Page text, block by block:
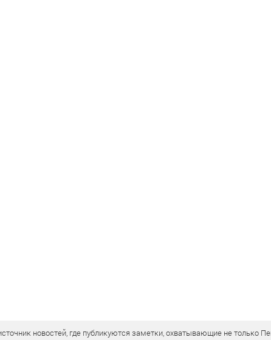
новостей, где публикуются заметки, охватывающие не только